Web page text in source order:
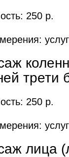
250 р.
трети
250 р.
лица